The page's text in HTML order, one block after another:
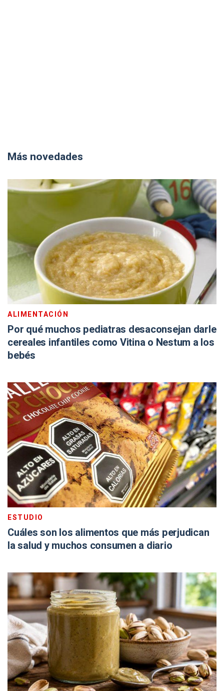
Más novedades
ALIMENTACIÓN
Por qué muchos pediatras desaconsejan darle
cereales infantiles como Vitina o Nestum a los
bebés
ESTUDIO
Cuáles son los alimentos que más perjudican
la salud y muchos consumen a diario